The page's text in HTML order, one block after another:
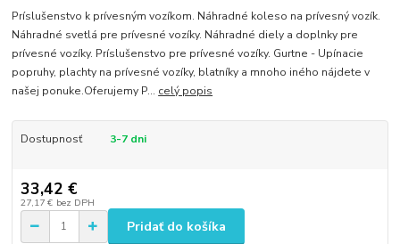
Príslušenstvo k prívesným vozíkom. Náhradné koleso na prívesný vozík.
Náhradné svetlá pre prívesné vozíky. Náhradné diely a doplnky pre
prívesné vozíky. Príslušenstvo pre prívesné vozíky. Gurtne - Upínacie
popruhy, plachty na prívesné vozíky, blatníky a mnoho iného nájdete v
našej ponuke.Oferujemy P... celý popis
Dostupnosť 3-7 dni
33,42 €
27,17 € bez DPH
Pridať do košíka